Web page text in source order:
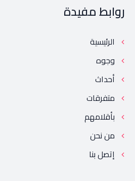
روابط مفيدة
الرئيسية
وجوه
أحداث
متفرقات
بأقلامهم
من نحن
إتصل بنا